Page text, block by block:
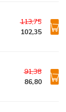
113,75
102,35
91,38
86,80